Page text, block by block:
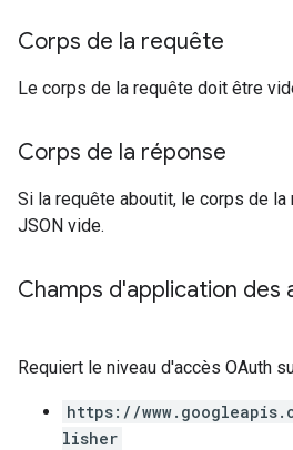
Corps de la requête
Le corps de la requête doit être
Corps de la réponse
Si la requête aboutit, le corps de
JSON vide.
Champs d'application des
Requiert le niveau d'accès OAuth
https://
lisher